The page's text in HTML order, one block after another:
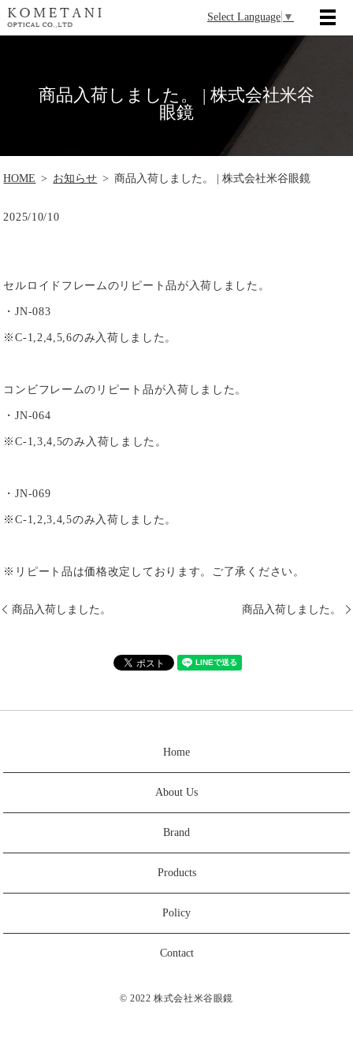
Select Language ▼
商品入荷しました。 | 株式会社米谷
眼鏡
HOME お知らせ 商品入荷しました。 | 株式会社米谷眼鏡
2025/10/10
セルロイドフレームのリピート品が入荷しました。
・JN-083
※C-1,2,4,5,6のみ入荷しました。
コンビフレームのリピート品が入荷しました。
・JN-064
※C-1,3,4,5のみ入荷しました。
・JN-069
※C-1,2,3,4,5のみ入荷しました。
※リピート品は価格改定しております。ご了承ください。
商品入荷しました。 商品入荷しました。
Home
About Us
Brand
Products
Policy
Contact
© 2022 株式会社米谷眼鏡